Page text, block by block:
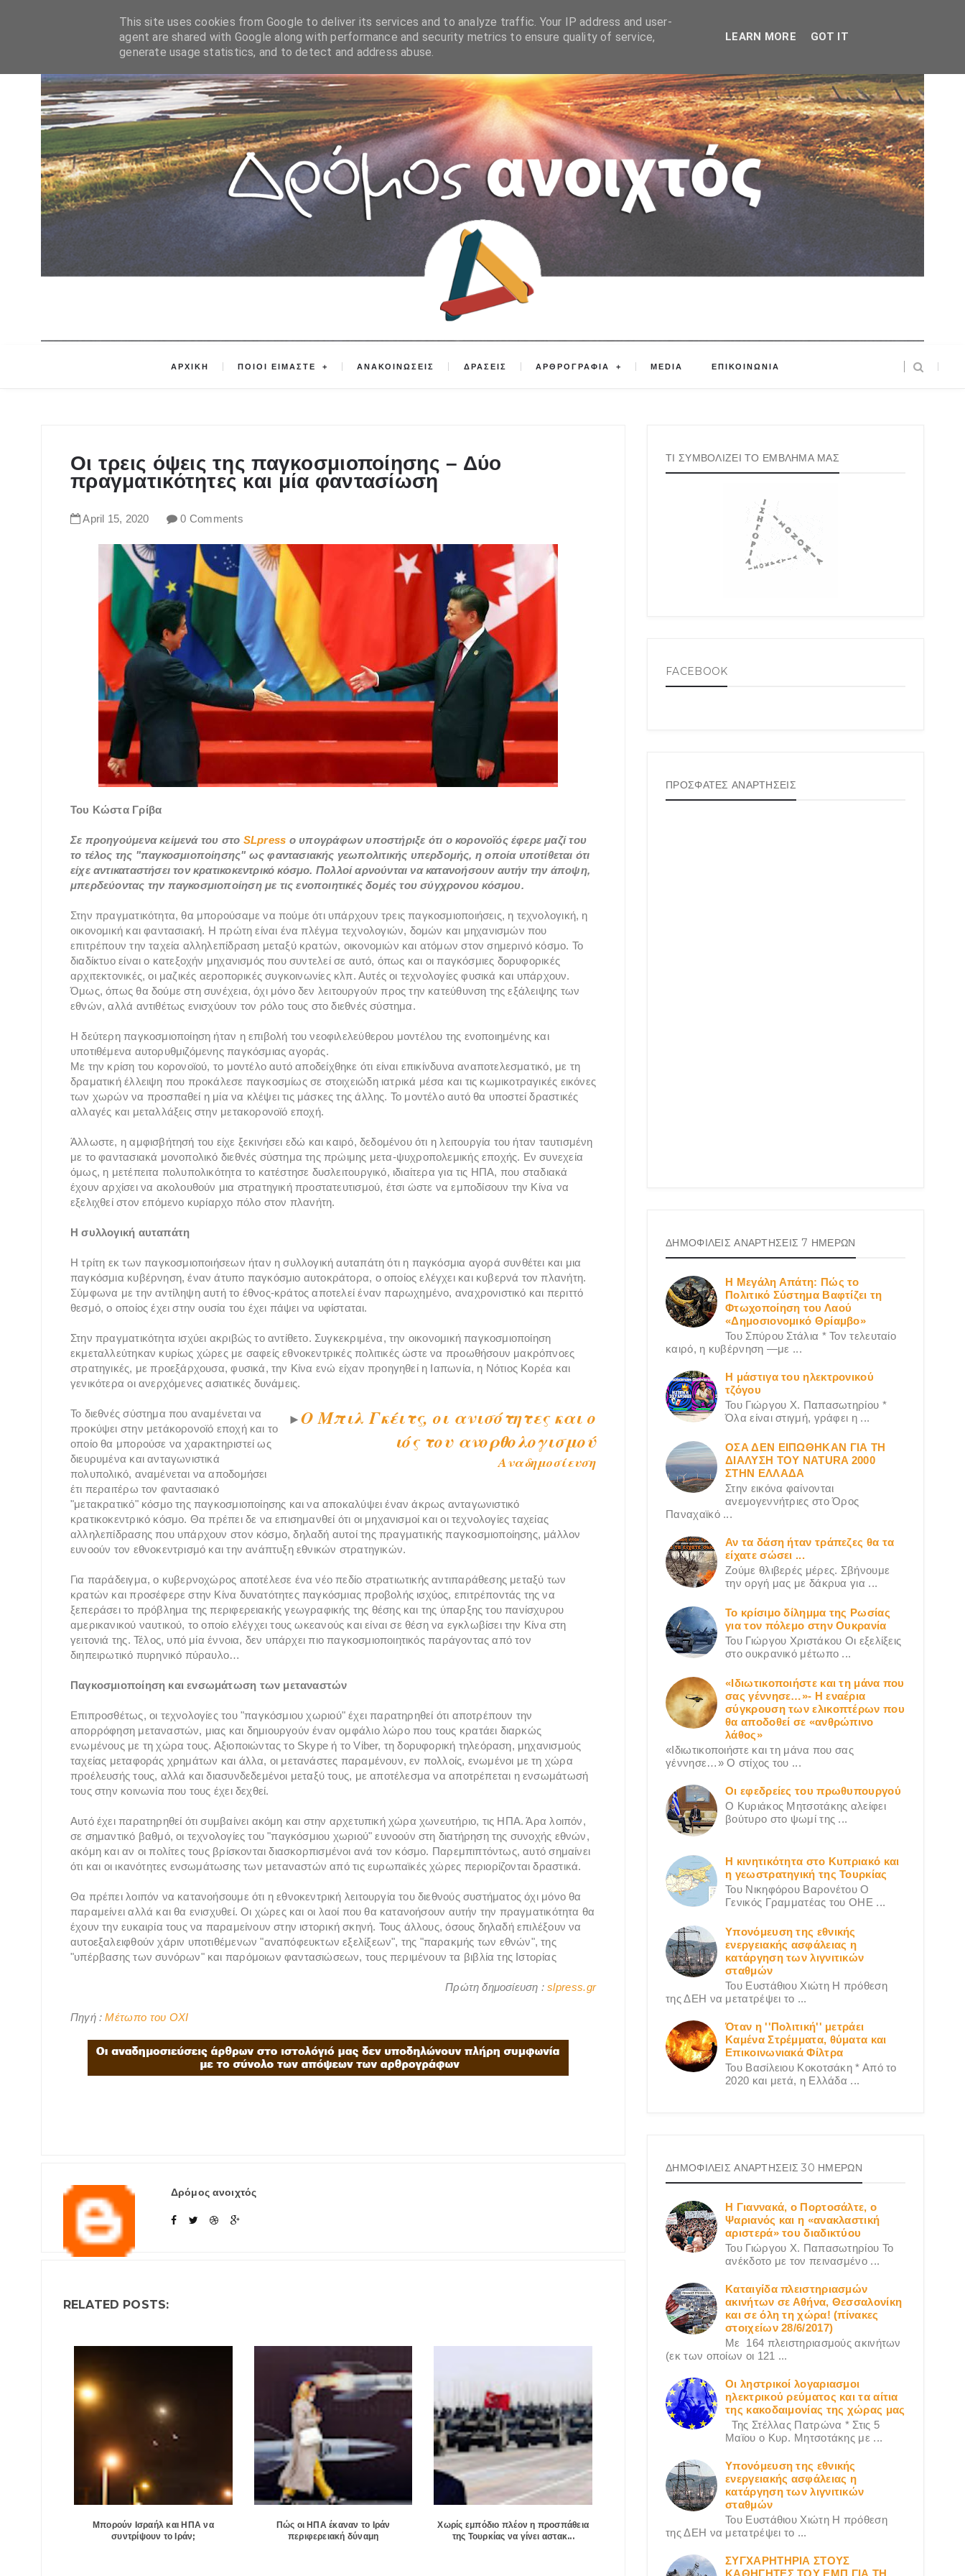
ΑΡΧΙΚΗ ΠΟΙΟΙ ΕΙΜΑΣΤΕ ΑΝΑΚΟΙΝΩΣΕΙΣ ΔΡΑΣΕΙΣ ΑΡΘΡΟΓΡΑΦΙΑ MEDIA ΕΠΙΚΟΙΝΩΝΙΑ
Οι τρεις όψεις της παγκοσμιοποίησης – Δύο
πραγματικότητες και μία φαντασίωση
April 15, 2020 0 Comments
Του Κώστα Γρίβα
Σε προηγούμενα κείμενά του στο SLpress ο υπογράφων υποστήριξε ότι ο κορονοϊός έφερε μαζί του
το τέλος της "παγκοσμιοποίησης" ως φαντασιακής γεωπολιτικής υπερδομής, η οποία υποτίθεται ότι
είχε αντικαταστήσει τον κρατικοκεντρικό κόσμο. Πολλοί αρνούνται να κατανοήσουν αυτήν την άποψη,
μπερδεύοντας την παγκοσμιοποίηση με τις ενοποιητικές δομές του σύγχρονου κόσμου.
Στην πραγματικότητα, θα μπορούσαμε να πούμε ότι υπάρχουν τρεις παγκοσμιοποιήσεις, η τεχνολογική, η
οικονομική και φαντασιακή. Η πρώτη είναι ένα πλέγμα τεχνολογιών, δομών και μηχανισμών που
επιτρέπουν την ταχεία αλληλεπίδραση μεταξύ κρατών, οικονομιών και ατόμων στον σημερινό κόσμο. Το
διαδίκτυο είναι ο κατεξοχήν μηχανισμός που συντελεί σε αυτό, όπως και οι παγκόσμιες δορυφορικές
αρχιτεκτονικές, οι μαζικές αεροπορικές συγκοινωνίες κλπ. Αυτές οι τεχνολογίες φυσικά και υπάρχουν.
Όμως, όπως θα δούμε στη συνέχεια, όχι μόνο δεν λειτουργούν προς την κατεύθυνση της εξάλειψης των
εθνών, αλλά αντιθέτως ενισχύουν τον ρόλο τους στο διεθνές σύστημα.
Η δεύτερη παγκοσμιοποίηση ήταν η επιβολή του νεοφιλελεύθερου μοντέλου της ενοποιημένης και
υποτιθέμενα αυτορυθμιζόμενης παγκόσμιας αγοράς.
Με την κρίση του κορονοϊού, το μοντέλο αυτό αποδείχθηκε ότι είναι επικίνδυνα αναποτελεσματικό, με τη
δραματική έλλειψη που προκάλεσε παγκοσμίως σε στοιχειώδη ιατρικά μέσα και τις κωμικοτραγικές εικόνες
των χωρών να προσπαθεί η μία να κλέψει τις μάσκες της άλλης. Το μοντέλο αυτό θα υποστεί δραστικές
αλλαγές και μεταλλάξεις στην μετακορονοϊό εποχή.
Άλλωστε, η αμφισβήτησή του είχε ξεκινήσει εδώ και καιρό, δεδομένου ότι η λειτουργία του ήταν ταυτισμένη
με το φαντασιακά μονοπολικό διεθνές σύστημα της πρώιμης μετα-ψυχροπολεμικής εποχής. Εν συνεχεία
όμως, η μετέπειτα πολυπολικότητα το κατέστησε δυσλειτουργικό, ιδιαίτερα για τις ΗΠΑ, που σταδιακά
έχουν αρχίσει να ακολουθούν μια στρατηγική προστατευτισμού, έτσι ώστε να εμποδίσουν την Κίνα να
εξελιχθεί στον επόμενο κυρίαρχο πόλο στον πλανήτη.
Η συλλογική αυταπάτη
Η τρίτη εκ των παγκοσμιοποιήσεων ήταν η συλλογική αυταπάτη ότι η παγκόσμια αγορά συνθέτει και μια
παγκόσμια κυβέρνηση, έναν άτυπο παγκόσμιο αυτοκράτορα, ο οποίος ελέγχει και κυβερνά τον πλανήτη.
Σύμφωνα με την αντίληψη αυτή το έθνος-κράτος αποτελεί έναν παρωχημένο, αναχρονιστικό και περιττό
θεσμό, ο οποίος έχει στην ουσία του έχει πάψει να υφίσταται.
Στην πραγματικότητα ισχύει ακριβώς το αντίθετο. Συγκεκριμένα, την οικονομική παγκοσμιοποίηση
εκμεταλλεύτηκαν κυρίως χώρες με σαφείς εθνοκεντρικές πολιτικές ώστε να προωθήσουν μακρόπνοες
στρατηγικές, με προεξάρχουσα, φυσικά, την Κίνα ενώ είχαν προηγηθεί η Ιαπωνία, η Νότιος Κορέα και
γενικότερα οι ανερχόμενες ασιατικές δυνάμεις.
►Ο Μπιλ Γκέιτς, οι ανισότητες και ο
ιός του ανορθολογισμού
Αναδημοσίευση
Το διεθνές σύστημα που αναμένεται να
προκύψει στην μετάκορονοϊό εποχή και το
οποίο θα μπορούσε να χαρακτηριστεί ως
διευρυμένα και ανταγωνιστικά
πολυπολικό, αναμένεται να αποδομήσει
έτι περαιτέρω τον φαντασιακό
"μετακρατικό" κόσμο της παγκοσμιοποίησης και να αποκαλύψει έναν άκρως ανταγωνιστικό
κρατικοκεντρικό κόσμο. Θα πρέπει δε να επισημανθεί ότι οι μηχανισμοί και οι τεχνολογίες ταχείας
αλληλεπίδρασης που υπάρχουν στον κόσμο, δηλαδή αυτοί της πραγματικής παγκοσμιοποίησης, μάλλον
ευνοούν τον εθνοκεντρισμό και την ανάπτυξη εθνικών στρατηγικών.
Για παράδειγμα, ο κυβερνοχώρος αποτέλεσε ένα νέο πεδίο στρατιωτικής αντιπαράθεσης μεταξύ των
κρατών και προσέφερε στην Κίνα δυνατότητες παγκόσμιας προβολής ισχύος, επιτρέποντάς της να
ξεπεράσει το πρόβλημα της περιφερειακής γεωγραφικής της θέσης και της ύπαρξης του πανίσχυρου
αμερικανικού ναυτικού, το οποίο ελέγχει τους ωκεανούς και είναι σε θέση να εγκλωβίσει την Κίνα στη
γειτονιά της. Τέλος, υπό μία έννοια, δεν υπάρχει πιο παγκοσμιοποιητικός παράγοντας από τον
διηπειρωτικό πυρηνικό πύραυλο…
Παγκοσμιοποίηση και ενσωμάτωση των μεταναστών
Επιπροσθέτως, οι τεχνολογίες του "παγκόσμιου χωριού" έχει παρατηρηθεί ότι αποτρέπουν την
απορρόφηση μεταναστών, μιας και δημιουργούν έναν ομφάλιο λώρο που τους κρατάει διαρκώς
ενωμένους με τη χώρα τους. Αξιοποιώντας το Skype ή το Viber, τη δορυφορική τηλεόραση, μηχανισμούς
ταχείας μεταφοράς χρημάτων και άλλα, οι μετανάστες παραμένουν, εν πολλοίς, ενωμένοι με τη χώρα
προέλευσής τους, αλλά και διασυνδεδεμένοι μεταξύ τους, με αποτέλεσμα να αποτρέπεται η ενσωμάτωσή
τους στην κοινωνία που τους έχει δεχθεί.
Αυτό έχει παρατηρηθεί ότι συμβαίνει ακόμη και στην αρχετυπική χώρα χωνευτήριο, τις ΗΠΑ. Άρα λοιπόν,
σε σημαντικό βαθμό, οι τεχνολογίες του "παγκόσμιου χωριού" ευνοούν στη διατήρηση της συνοχής εθνών,
ακόμη και αν οι πολίτες τους βρίσκονται διασκορπισμένοι ανά τον κόσμο. Παρεμπιπτόντως, αυτό σημαίνει
ότι και οι ικανότητες ενσωμάτωσης των μεταναστών από τις ευρωπαϊκές χώρες περιορίζονται δραστικά.
Θα πρέπει λοιπόν να κατανοήσουμε ότι η εθνοκεντρική λειτουργία του διεθνούς συστήματος όχι μόνο θα
παραμείνει αλλά και θα ενισχυθεί. Οι χώρες και οι λαοί που θα κατανοήσουν αυτήν την πραγματικότητα θα
έχουν την ευκαιρία τους να παραμείνουν στην ιστορική σκηνή. Τους άλλους, όσους δηλαδή επιλέξουν να
αυτοεξαλειφθούν χάριν υποτιθέμενων "αναπόφευκτων εξελίξεων", της "παρακμής των εθνών", της
"υπέρβασης των συνόρων" και παρόμοιων φαντασιώσεων, τους περιμένουν τα βιβλία της Ιστορίας
Πρώτη δημοσίευση :slpress.gr
Πηγή :Μέτωπο του ΟΧΙ
Δρόμος ανοιχτός
RELATED POSTS:
Μπορούν Ισραήλ και ΗΠΑ να
συντρίψουν το Ιράν;
Πώς οι ΗΠΑ έκαναν το Ιράν
περιφερειακή δύναμη
Χωρίς εμπόδιο πλέον η προσπάθεια
της Τουρκίας να γίνει αστακ...
ΤΙ ΣΥΜΒΟΛΙΖΕΙ ΤΟ ΕΜΒΛΗΜΑ ΜΑΣ
FACEBOOK
ΠΡΟΣΦΑΤΕΣ ΑΝΑΡΤΗΣΕΙΣ
ΔΗΜΟΦΙΛΕΙΣ ΑΝΑΡΤΗΣΕΙΣ 7 ΗΜΕΡΩΝ
Η Μεγάλη Απάτη: Πώς το
Πολιτικό Σύστημα Βαφτίζει τη
Φτωχοποίηση του Λαού
«Δημοσιονομικό Θρίαμβο»
Του Σπύρου Στάλια * Τον τελευταίο
καιρό, η κυβέρνηση —με ...
Η μάστιγα του ηλεκτρονικού
τζόγου
Του Γιώργου X. Παπασωτηρίου *
Όλα είναι στιγμή, γράφει η ...
ΟΣΑ ΔΕN ΕΙΠΩΘΗΚΑΝ ΓΙΑ ΤΗ
ΔΙΑΛΥΣΗ ΤΟΥ NATURA 2000
ΣΤΗΝ ΕΛΛΑΔΑ
Στην εικόνα φαίνονται
ανεμογεννήτριες στο Όρος
Παναχαϊκό ...
Αν τα δάση ήταν τράπεζες θα τα
είχατε σώσει ...
Ζούμε θλιβερές μέρες. Σβήνουμε
την οργή μας με δάκρυα για ...
Το κρίσιμο δίλημμα της Ρωσίας
για τον πόλεμο στην Ουκρανία
Του Γιώργου Χριστάκου Οι εξελίξεις
στο ουκρανικό μέτωπο ...
«Ιδιωτικοποιήστε και τη μάνα που
σας γέννησε…»- Η εναέρια
σύγκρουση των ελικοπτέρων που
θα αποδοθεί σε «ανθρώπινο
λάθος»
«Ιδιωτικοποιήστε και τη μάνα που σας
γέννησε…» Ο στίχος του ...
Οι εφεδρείες του πρωθυπουργού
Ο Κυριάκος Μητσοτάκης αλείφει
βούτυρο στο ψωμί της ...
Η κινητικότητα στο Κυπριακό και
η γεωστρατηγική της Τουρκίας
Του Νικηφόρου Βαρονέτου Ο
Γενικός Γραμματέας του ΟΗΕ ...
Υπονόμευση της εθνικής
ενεργειακής ασφάλειας η
κατάργηση των λιγνιτικών
σταθμών
Του Ευστάθιου Χιώτη Η πρόθεση
της ΔΕΗ να μετατρέψει το ...
Όταν η ''Πολιτική'' μετράει
Καμένα Στρέμματα, θύματα και
Επικοινωνιακά Φίλτρα
Του Βασίλειου Κοκοτσάκη * Από το
2020 και μετά, η Ελλάδα ...
ΔΗΜΟΦΙΛΕΙΣ ΑΝΑΡΤΗΣΕΙΣ 30 ΗΜΕΡΩΝ
Η Γιαννακά, ο Πορτοσάλτε, ο
Ψαριανός και η «ανακλαστική
αριστερά» του διαδικτύου
Του Γιώργου X. Παπασωτηρίου Το
ανέκδοτο με τον πεινασμένο ...
Καταιγίδα πλειστηριασμών
ακινήτων σε Αθήνα, Θεσσαλονίκη
και σε όλη τη χώρα! (πίνακες
στοιχείων 28/6/2017)
Με 164 πλειστηριασμούς ακινήτων
(εκ των οποίων οι 121 ...
Οι ληστρικοί λογαριασμοι
ηλεκτρικού ρεύματος και τα αίτια
της κακοδαιμονίας της χώρας μας
Της Στέλλας Πατρώνα * Στις 5
Μαϊου ο Κυρ. Μητσοτάκης με ...
Υπονόμευση της εθνικής
ενεργειακής ασφάλειας η
κατάργηση των λιγνιτικών
σταθμών
Του Ευστάθιου Χιώτη Η πρόθεση
της ΔΕΗ να μετατρέψει το ...
ΣΥΓΧΑΡΗΤΗΡΙΑ ΣΤΟΥΣ
ΚΑΘΗΓΗΤΕΣ ΤΟΥ ΕΜΠ ΓΙΑ ΤΗ
This site uses cookies from Google to deliver its services and to analyze traffic. Your IP address and user-
agent are shared with Google along with performance and security metrics to ensure quality of service,
generate usage statistics, and to detect and address abuse.
LEARN MORE GOT IT